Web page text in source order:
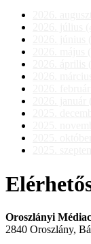
Oroszlányi
2840 Oroszlány,